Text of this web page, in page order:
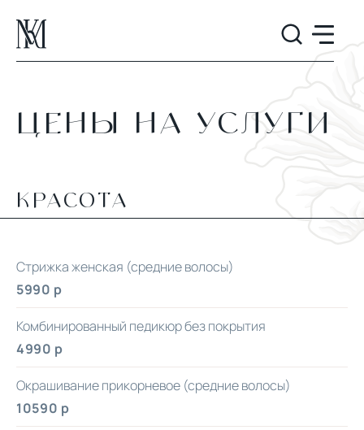
ЦЕНЫ НА УСЛУГИ
КРАСОТА
Стрижка женская (средние волосы)
5990 р
Комбинированный педикюр без покрытия
4990 р
Окрашивание прикорневое (средние волосы)
10590 р